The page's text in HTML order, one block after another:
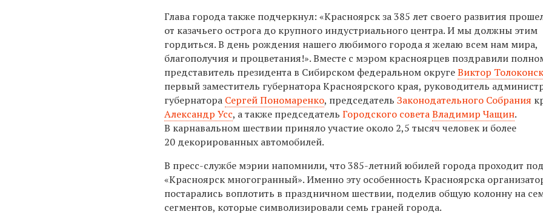
Глава города также подчеркнул: «Красноярск за 385 лет своего развития
от казачьего острога до крупного индустриального центра. И мы должны этим
гордиться. В день рождения нашего любимого города я желаю всем нам мира,
благополучия и процветания!». Вместе с мэром красноярцев поздравили
представитель президента в Сибирском федеральном округеВиктор
первый заместитель губернатора Красноярского края, руководитель
губернатора Сергей Пономаренко, председательЗаконодательного Собрания
Александр Усс, а также председательГородского советаВладимир Чащин.
В карнавальном шествии приняло участие около 2,5 тысяч человек и более
20 декорированных автомобилей.
В пресс-службе мэрии напомнили, что385-летний юбилей города проходит
«Красноярск многогранный». Именно эту особенность Красноярска
постарались воплотить в праздничном шествии, поделив общую колонну на
сегментов, которые символизировали семь граней города.